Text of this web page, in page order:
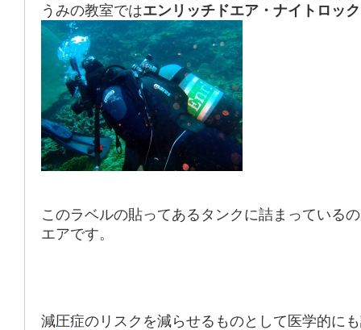
うみの教室ではエンリッチドエア・ナイトロッ
このラベルの貼ってあるタンクに詰まっている
エアです。
減圧症のリスクを減らせるものとして医学的に